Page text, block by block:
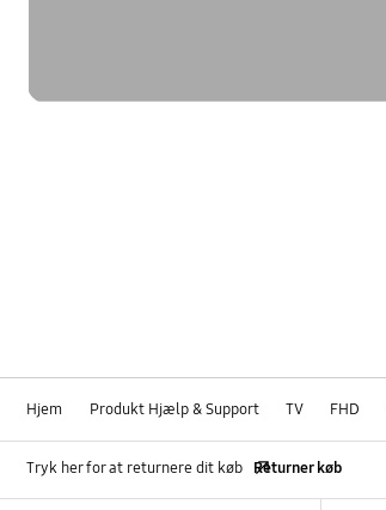
Hjem Produkt Hjælp & Support TV FHD
Tryk her for at returnere dit køb Returner køb